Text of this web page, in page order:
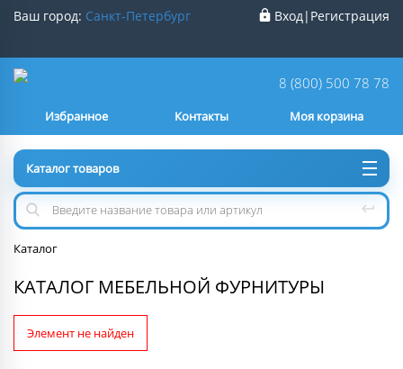
Ваш город: Санкт-Петербург
Нет
Вход| Регистрация
8 (800) 500 78 78
Контакты
Избранное Моя корзина
Каталог товаров
Каталог
КАТАЛОГ МЕБЕЛЬНОЙ ФУРНИТУРЫ
Элемент не найден